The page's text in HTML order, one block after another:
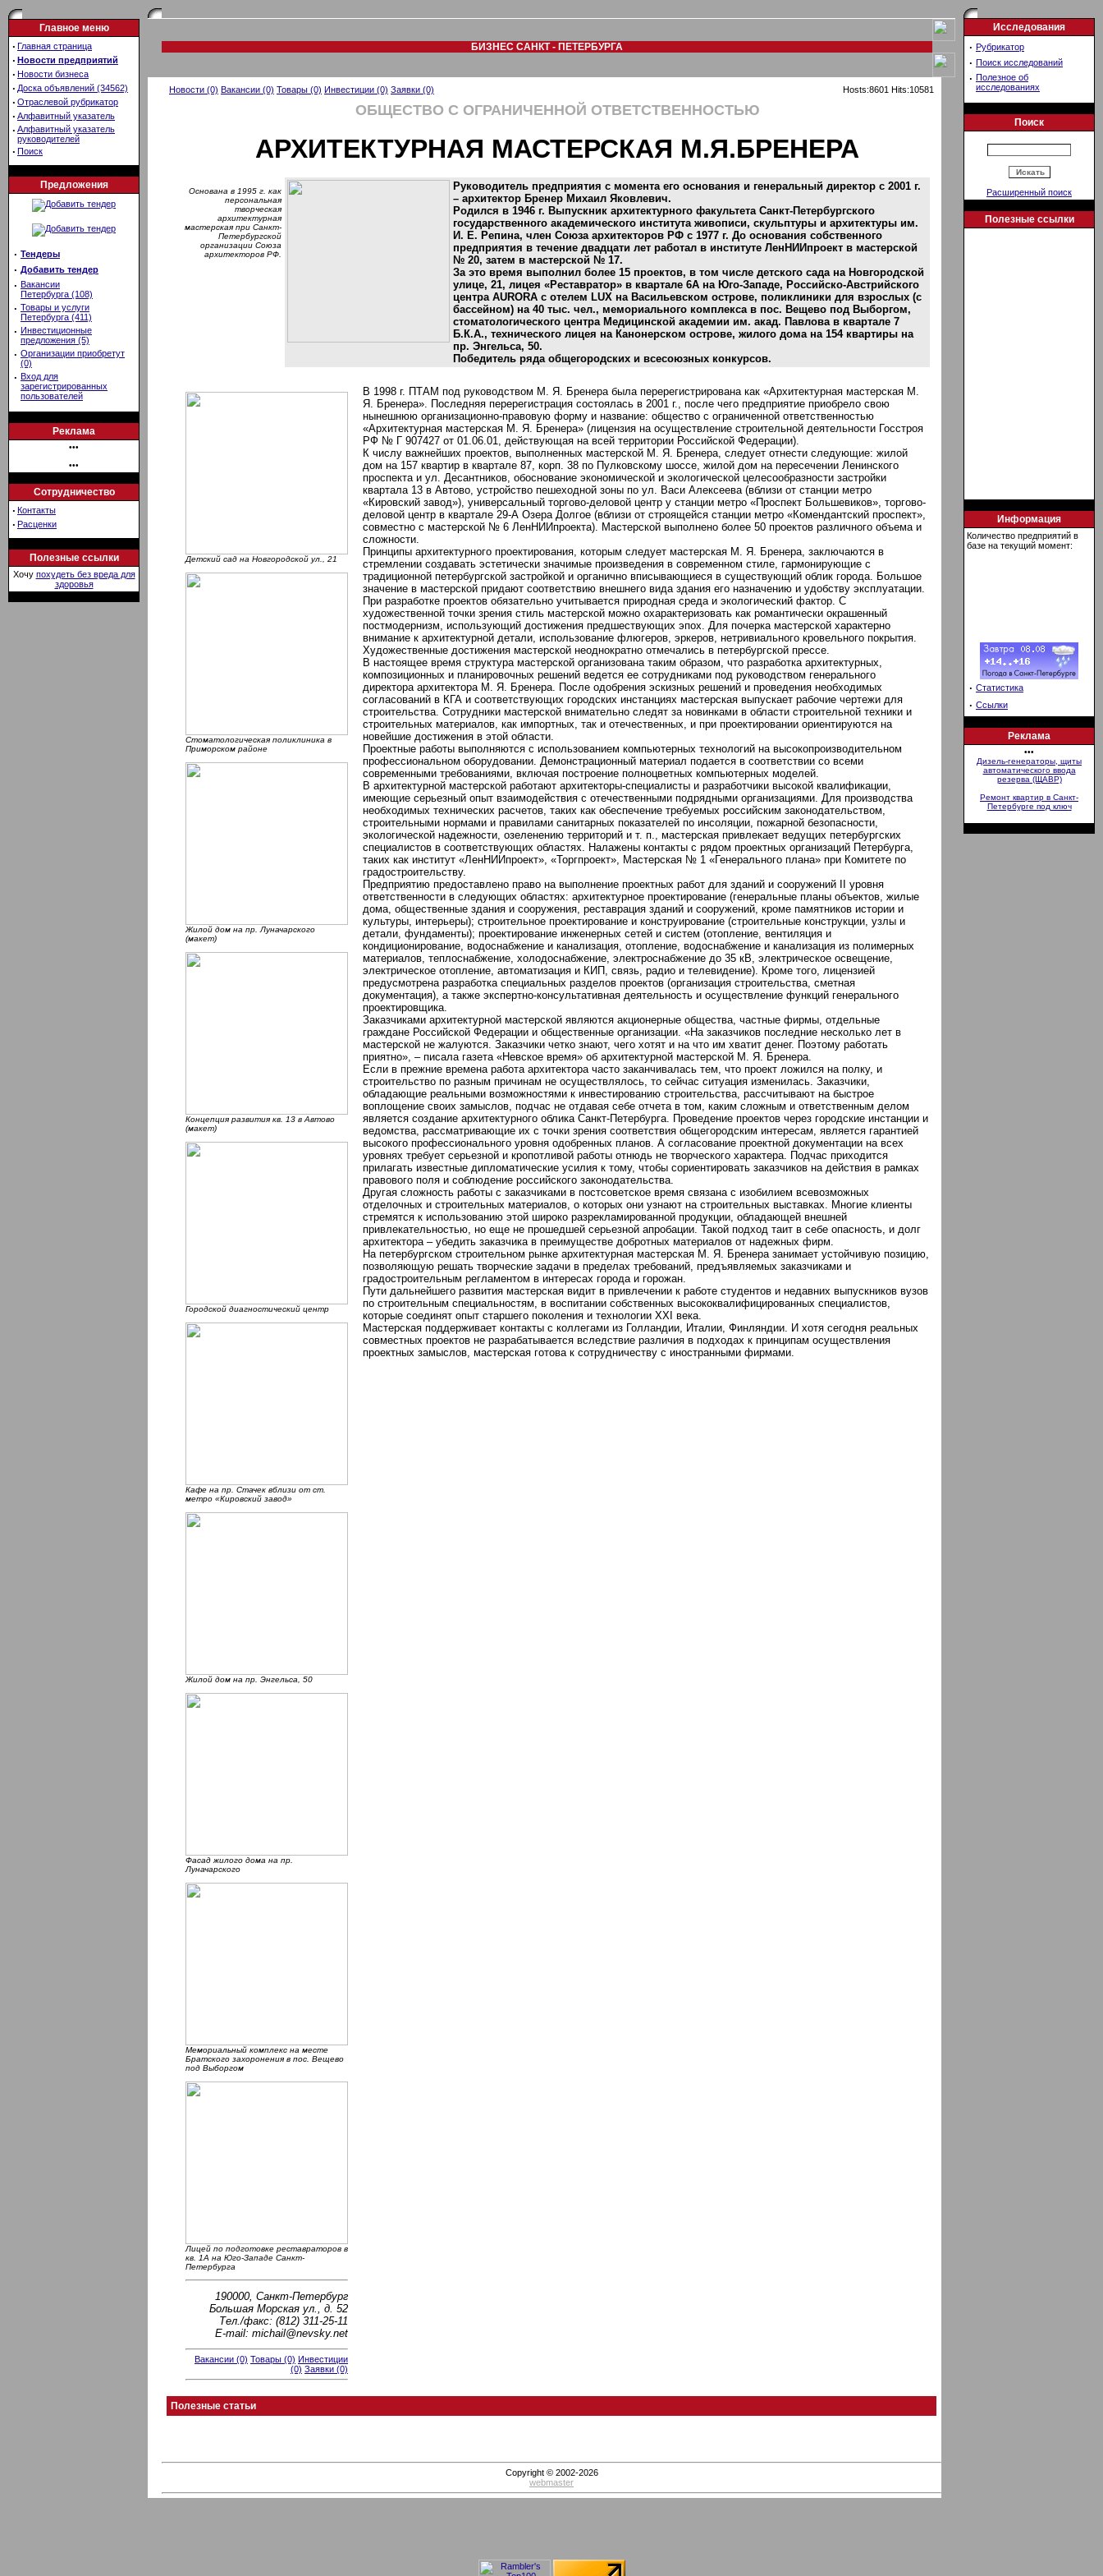
Главное меню
· Главная страница
· Новости предприятий
· Новости бизнеса
· Доска объявлений (34562)
· Отраслевой рубрикатор
· Алфавитный указатель
· Алфавитный указатель
руководителей
· Поиск
Предложения
· Тендеры
· Добавить тендер
· Вакансии
Петербурга (108)
· Товары и услуги
Петербурга (411)
· Инвестиционные
предложения (5)
· Организации приобретут
(0)
· Вход для
зарегистрированных
пользователей
Реклама
•••
•••
Сотрудничество
· Контакты
· Расценки
Полезные ссылки
Хочу похудеть без вреда для
здоровья
БИЗНЕС САНКТ - ПЕТЕРБУРГА
Новости (0) Вакансии (0) Товары (0) Инвестиции (0) Заявки (0) Hosts:8601 Hits:10581
ОБЩЕСТВО С ОГРАНИЧЕННОЙ ОТВЕТСТВЕННОСТЬЮ
АРХИТЕКТУРНАЯ МАСТЕРСКАЯ М.Я.БРЕНЕРА
Основана в 1995 г. как
персональная
творческая
архитектурная
мастерская при Санкт-
Петербургской
организации Союза
архитекторов РФ.
Руководитель предприятия с момента его основания и генеральный директор с 2001 г.
– архитектор Бренер Михаил Яковлевич.
Родился в 1946 г. Выпускник архитектурного факультета Санкт-Петербургского
государственного академического института живописи, скульптуры и архитектуры им.
И. Е. Репина, член Союза архитекторов РФ с 1977 г. До основания собственного
предприятия в течение двадцати лет работал в институте ЛенНИИпроект в мастерской
№ 20, затем в мастерской № 17.
За это время выполнил более 15 проектов, в том числе детского сада на Новгородской
улице, 21, лицея «Реставратор» в квартале 6А на Юго-Западе, Российско-Австрийского
центра AURORA с отелем LUX на Васильевском острове, поликлиники для взрослых (с
бассейном) на 40 тыс. чел., мемориального комплекса в пос. Вещево под Выборгом,
стоматологического центра Медицинской академии им. акад. Павлова в квартале 7
Б.К.А., технического лицея на Канонерском острове, жилого дома на 154 квартиры на
пр. Энгельса, 50.
Победитель ряда общегородских и всесоюзных конкурсов.
Детский сад на Новгородской ул., 21
Стоматологическая поликлиника в
Приморском районе
Жилой дом на пр. Луначарского
(макет)
Концепция развития кв. 13 в Автово
(макет)
Городской диагностический центр
Кафе на пр. Стачек вблизи от ст.
метро «Кировский завод»
Жилой дом на пр. Энгельса, 50
Фасад жилого дома на пр.
Луначарского
Мемориальный комплекс на месте
Братского захоронения в пос. Вещево
под Выборгом
Лицей по подготовке реставраторов в
кв. 1А на Юго-Западе Санкт-
Петербурга
В 1998 г. ПТАМ под руководством М. Я. Бренера была перерегистрирована как «Архитектурная мастерская М.
Я. Бренера». Последняя перерегистрация состоялась в 2001 г., после чего предприятие приобрело свою
нынешнюю организационно-правовую форму и название: общество с ограниченной ответственностью
«Архитектурная мастерская М. Я. Бренера» (лицензия на осуществление строительной деятельности Госстроя
РФ № Г 907427 от 01.06.01, действующая на всей территории Российской Федерации).
К числу важнейших проектов, выполненных мастерской М. Я. Бренера, следует отнести следующие: жилой
дом на 157 квартир в квартале 87, корп. 38 по Пулковскому шоссе, жилой дом на пересечении Ленинского
проспекта и ул. Десантников, обоснование экономической и экологической целесообразности застройки
квартала 13 в Автово, устройство пешеходной зоны по ул. Васи Алексеева (вблизи от станции метро
«Кировский завод»), универсальный торгово-деловой центр у станции метро «Проспект Большевиков», торгово-
деловой центр в квартале 29-А Озера Долгое (вблизи от строящейся станции метро «Комендантский проспект»,
совместно с мастерской № 6 ЛенНИИпроекта). Мастерской выполнено более 50 проектов различного объема и
сложности.
Принципы архитектурного проектирования, которым следует мастерская М. Я. Бренера, заключаются в
стремлении создавать эстетически значимые произведения в современном стиле, гармонирующие с
традиционной петербургской застройкой и органично вписывающиеся в существующий облик города. Большое
значение в мастерской придают соответствию внешнего вида здания его назначению и удобству эксплуатации.
При разработке проектов обязательно учитывается природная среда и экологический фактор. С
художественной точки зрения стиль мастерской можно охарактеризовать как романтически окрашенный
постмодернизм, использующий достижения предшествующих эпох. Для почерка мастерской характерно
внимание к архитектурной детали, использование флюгеров, эркеров, нетривиального кровельного покрытия.
Художественные достижения мастерской неоднократно отмечались в петербургской прессе.
В настоящее время структура мастерской организована таким образом, что разработка архитектурных,
композиционных и планировочных решений ведется ее сотрудниками под руководством генерального
директора архитектора М. Я. Бренера. После одобрения эскизных решений и проведения необходимых
согласований в КГА и соответствующих городских инстанциях мастерская выпускает рабочие чертежи для
строительства. Сотрудники мастерской внимательно следят за новинками в области строительной техники и
строительных материалов, как импортных, так и отечественных, и при проектировании ориентируются на
новейшие достижения в этой области.
Проектные работы выполняются с использованием компьютерных технологий на высокопроизводительном
профессиональном оборудовании. Демонстрационный материал подается в соответствии со всеми
современными требованиями, включая построение полноцветных компьютерных моделей.
В архитектурной мастерской работают архитекторы-специалисты и разработчики высокой квалификации,
имеющие серьезный опыт взаимодействия с отечественными подрядными организациями. Для производства
необходимых технических расчетов, таких как обеспечение требуемых российским законодательством,
строительными нормами и правилами санитарных показателей по инсоляции, пожарной безопасности,
экологической надежности, озеленению территорий и т. п., мастерская привлекает ведущих петербургских
специалистов в соответствующих областях. Налажены контакты с рядом проектных организаций Петербурга,
таких как институт «ЛенНИИпроект», «Торгпроект», Мастерская № 1 «Генерального плана» при Комитете по
градостроительству.
Предприятию предоставлено право на выполнение проектных работ для зданий и сооружений II уровня
ответственности в следующих областях: архитектурное проектирование (генеральные планы объектов, жилые
дома, общественные здания и сооружения, реставрация зданий и сооружений, кроме памятников истории и
культуры, интерьеры); строительное проектирование и конструирование (строительные конструкции, узлы и
детали, фундаменты); проектирование инженерных сетей и систем (отопление, вентиляция и
кондиционирование, водоснабжение и канализация, отопление, водоснабжение и канализация из полимерных
материалов, теплоснабжение, холодоснабжение, электроснабжение до 35 кВ, электрическое освещение,
электрическое отопление, автоматизация и КИП, связь, радио и телевидение). Кроме того, лицензией
предусмотрена разработка специальных разделов проектов (организация строительства, сметная
документация), а также экспертно-консультативная деятельность и осуществление функций генерального
проектировщика.
Заказчиками архитектурной мастерской являются акционерные общества, частные фирмы, отдельные
граждане Российской Федерации и общественные организации. «На заказчиков последние несколько лет в
мастерской не жалуются. Заказчики четко знают, чего хотят и на что им хватит денег. Поэтому работать
приятно», – писала газета «Невское время» об архитектурной мастерской М. Я. Бренера.
Если в прежние времена работа архитектора часто заканчивалась тем, что проект ложился на полку, и
строительство по разным причинам не осуществлялось, то сейчас ситуация изменилась. Заказчики,
обладающие реальными возможностями к инвестированию строительства, рассчитывают на быстрое
воплощение своих замыслов, подчас не отдавая себе отчета в том, каким сложным и ответственным делом
является создание архитектурного облика Санкт-Петербурга. Проведение проектов через городские инстанции и
ведомства, рассматривающие их с точки зрения соответствия общегородским интересам, является гарантией
высокого профессионального уровня одобренных планов. А согласование проектной документации на всех
уровнях требует серьезной и кропотливой работы отнюдь не творческого характера. Подчас приходится
прилагать известные дипломатические усилия к тому, чтобы сориентировать заказчиков на действия в рамках
правового поля и соблюдение российского законодательства.
Другая сложность работы с заказчиками в постсоветское время связана с изобилием всевозможных
отделочных и строительных материалов, о которых они узнают на строительных выставках. Многие клиенты
стремятся к использованию этой широко разрекламированной продукции, обладающей внешней
привлекательностью, но еще не прошедшей серьезной апробации. Такой подход таит в себе опасность, и долг
архитектора – убедить заказчика в преимуществе добротных материалов от надежных фирм.
На петербургском строительном рынке архитектурная мастерская М. Я. Бренера занимает устойчивую позицию,
позволяющую решать творческие задачи в пределах требований, предъявляемых заказчиками и
градостроительным регламентом в интересах города и горожан.
Пути дальнейшего развития мастерская видит в привлечении к работе студентов и недавних выпускников вузов
по строительным специальностям, в воспитании собственных высококвалифицированных специалистов,
которые соединят опыт старшего поколения и технологии ХХI века.
Мастерская поддерживает контакты с коллегами из Голландии, Италии, Финляндии. И хотя сегодня реальных
совместных проектов не разрабатывается вследствие различия в подходах к принципам осуществления
проектных замыслов, мастерская готова к сотрудничеству с иностранными фирмами.
190000, Санкт-Петербург
Большая Морская ул., д. 52
Тел./факс: (812) 311-25-11
E-mail: michail@nevsky.net
Вакансии (0) Товары (0) Инвестиции
(0) Заявки (0)
Полезные статьи
Copyright © 2002-2026
webmaster
Исследования
· Рубрикатор
· Поиск исследований
· Полезное об
исследованиях
Поиск
Расширенный поиск
Полезные ссылки
Информация
Количество предприятий в
базе на текущий момент:
· Статистика
· Ссылки
Реклама
•••
Дизель-генераторы, щиты
автоматического ввода
резерва (ЩАВР)
Ремонт квартир в Санкт-
Петербурге под ключ